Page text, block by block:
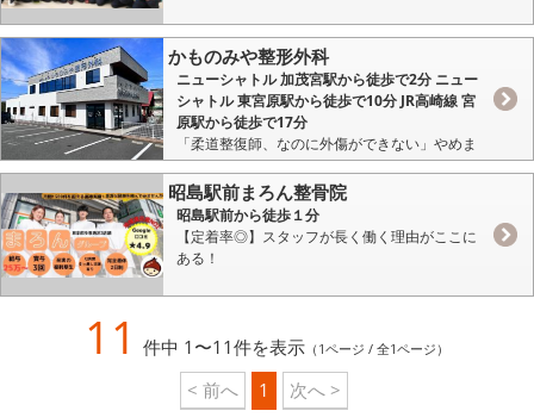
かものみや整形外科
ニューシャトル 加茂宮駅から徒歩で2分 ニュー
シャトル 東宮原駅から徒歩で10分 JR高崎線 宮
原駅から徒歩で17分
「柔道整復師、なのに外傷ができない」やめま
せんか？
昭島駅前まろん整骨院
昭島駅前から徒歩１分
【定着率◎】スタッフが長く働く理由がここに
ある！
11 件中 1〜11件を表示 （1ページ / 全1ページ）
< 前へ 1 次へ >